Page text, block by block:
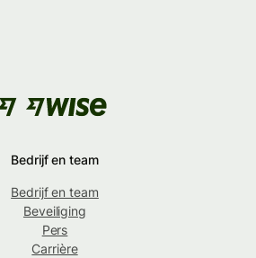
Bedrijf en team
Bedrijf en team
Beveiliging
Pers
Carrière